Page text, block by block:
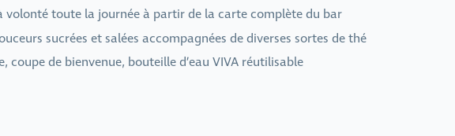
volonté toute la journée à partir de la carte complète du bar
sucrées et salées accompagnées de diverses sortes de thé
de bienvenue, bouteille d’eau VIVA réutilisable